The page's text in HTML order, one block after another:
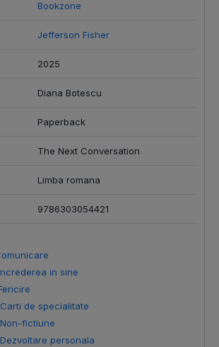
Bookzone
Jefferson Fisher
2025
Diana Botescu
Paperback
The Next Conversation
Limba romana
9786303054421
in sine
Carti de specialitate
Non-fictiune
Dezvoltare personala